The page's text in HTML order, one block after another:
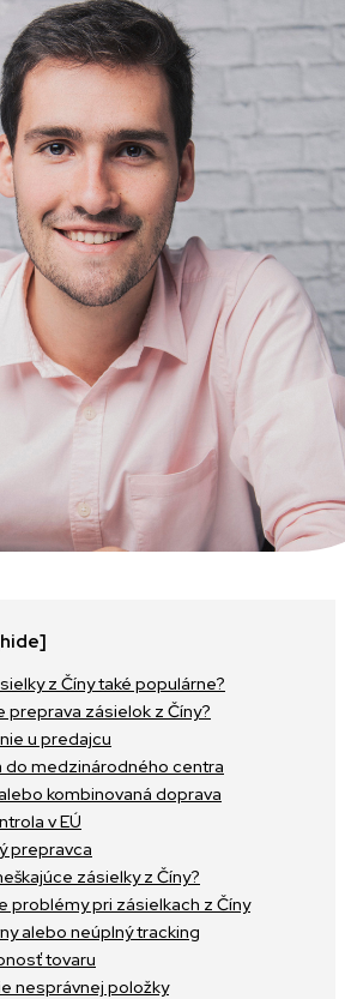
z Číny také populárne?
preprava zásielok z Číny?
u predajcu
do medzinárodného centra
kombinovaná doprava
v EÚ
prepravca
zásielky z Číny?
problémy pri zásielkach z Číny
alebo neúplný tracking
tovaru
nesprávnej položky